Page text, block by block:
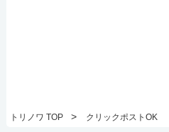
トリノワ TOP > クリックポストOK